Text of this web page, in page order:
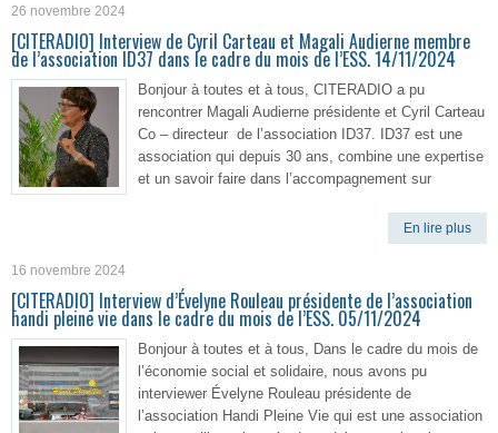
26 novembre 2024
[CITERADIO] Interview de Cyril Carteau et Magali Audierne membre
de l’association ID37 dans le cadre du mois de l’ESS. 14/11/2024
Bonjour à toutes et à tous, CITERADIO a pu
rencontrer Magali Audierne présidente et Cyril Carteau
Co – directeur de l’association ID37. ID37 est une
association qui depuis 30 ans, combine une expertise
et un savoir faire dans l’accompagnement sur
En lire plus
16 novembre 2024
[CITERADIO] Interview d’Évelyne Rouleau présidente de l’association
handi pleine vie dans le cadre du mois de l’ESS. 05/11/2024
Bonjour à toutes et à tous, Dans le cadre du mois de
l’économie social et solidaire, nous avons pu
interviewer Évelyne Rouleau présidente de
l’association Handi Pleine Vie qui est une association